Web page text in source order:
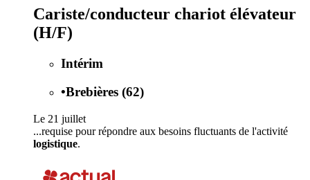
Cariste/conducteur chariot élévateur
(H/F)
Intérim
•Brebières (62)
Le 21 juillet
...requise pour répondre aux besoins fluctuants de l'activité
logistique.